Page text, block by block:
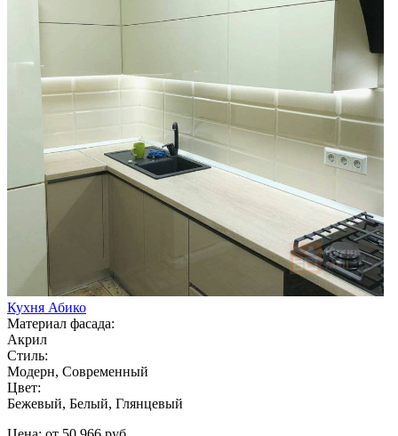
Кухня Абико
Материал фасада:
Акрил
Стиль:
Модерн, Современный
Цвет:
Бежевый, Белый, Глянцевый